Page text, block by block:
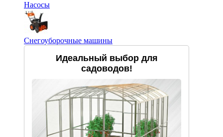
Насосы
Снегоуборочные машины
Идеальный выбор для
садоводов!